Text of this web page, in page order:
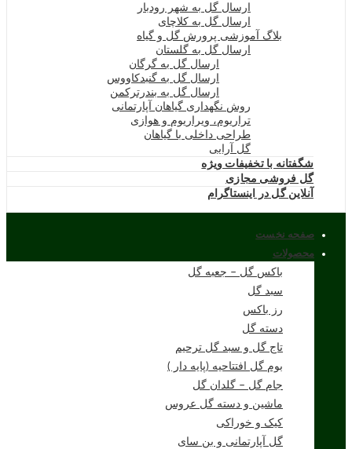
ارسال گل به شهر رودبار
ارسال گل به کلاچای
بلاگ آموزشی پرورش گل و گیاه
ارسال گل به گلستان
ارسال گل به گرگان
ارسال گل به گنبدکاووس
ارسال گل به بندرترکمن
روش نگهداری گیاهان آپارتمانی
تراریوم، ویراریوم و هوازی
طراحی داخلی با گیاهان
گل آرایی
شگفتانه با تخفیفات ویژه
گل فروشی مجازی
آنلاین گل در اینستاگرام
صفحه نخست
محصولات
باکس گل – جعبه گل
سبد گل
رز باکس
دسته گل
تاج گل و سبد گل ترحیم
بوم گل افتتاحیه (پایه دار )
جام گل – گلدان گل
ماشین و دسته گل عروس
کیک و خوراکی
گل آپارتمانی و بن سای